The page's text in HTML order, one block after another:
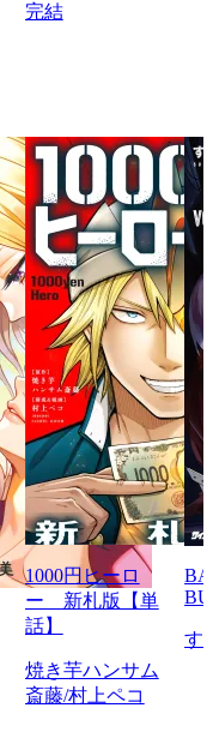
完結
1000円ヒーロ
ー 新札版【単
話】
焼き芋ハンサム
斎藤/村上ペコ
す